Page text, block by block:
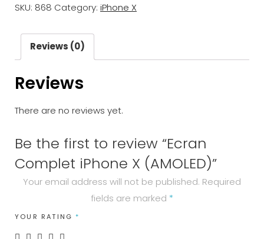
X
quantity
SKU: 868 Category: iPhone X
Reviews (0)
Reviews
There are no reviews yet.
Be the first to review “Ecran
Complet iPhone X (AMOLED)”
Your email address will not be published. Required
fields are marked *
YOUR RATING *